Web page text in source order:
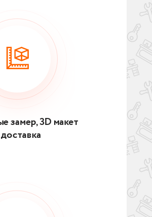
замер, 3D макет